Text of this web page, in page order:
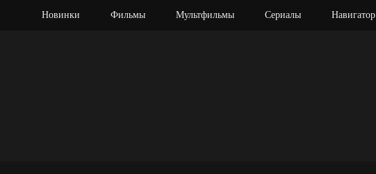
Новинки Фильмы Мультфильмы Сериалы Навигатор